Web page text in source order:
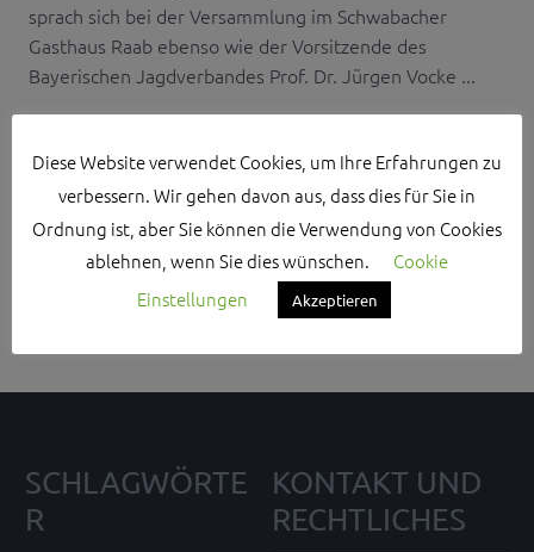
sprach sich bei der Versammlung im Schwabacher
Gasthaus Raab ebenso wie der Vorsitzende des
Bayerischen Jagdverbandes Prof. Dr. Jürgen Vocke ...
Search Sidebar Widget Area
Please login and add some widgets to this widget area.
SCHLAGWÖRTE
R
KONTAKT UND
RECHTLICHES
Diese Website verwendet Cookies, um Ihre Erfahrungen zu
verbessern. Wir gehen davon aus, dass dies für Sie in
Ordnung ist, aber Sie können die Verwendung von Cookies
ablehnen, wenn Sie dies wünschen.
Cookie
Einstellungen
Akzeptieren